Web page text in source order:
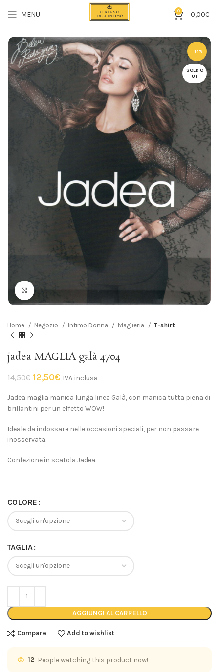
MENU 0 0,00€
-14%
SOLD O
UT
Click to enlarge
Home Negozio Intimo Donna Maglieria T-shirt
jadea MAGLIA galà 4704
14,50€ 12,50€ IVA inclusa
Jadea maglia manica lunga linea Galà, con manica tutta piena di
brillantini per un effetto WOW!
Ideale da indossare nelle occasioni speciali, per non passare
inosservata.
Confezione in scatola Jadea.
COLORE
TAGLIA
AGGIUNGI AL CARRELLO
Compare Add to wishlist
12 People watching this product now!